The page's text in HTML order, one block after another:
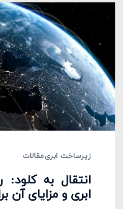
زیرساخت ابریمقالات
انتقال به
ابری و مزایای آن